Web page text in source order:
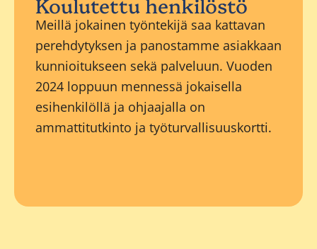
Meillä jokainen työntekijä saa kattavan
perehdytyksen ja panostamme asiakkaan
kunnioitukseen sekä palveluun. Vuoden
2024 loppuun mennessä jokaisella
esihenkilöllä ja ohjaajalla on
ammattitutkinto ja työturvallisuuskortti.